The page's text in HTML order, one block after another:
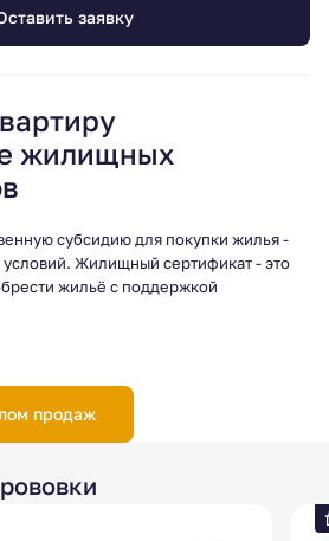
заявку
жилищных
субсидию для покупки жилья -
условий. Жилищный сертификат - это
жильё с поддержкой
квартиру под условия
различаться в зависимости
в отделе продаж.
продаж